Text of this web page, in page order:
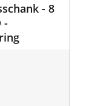
- 8
-